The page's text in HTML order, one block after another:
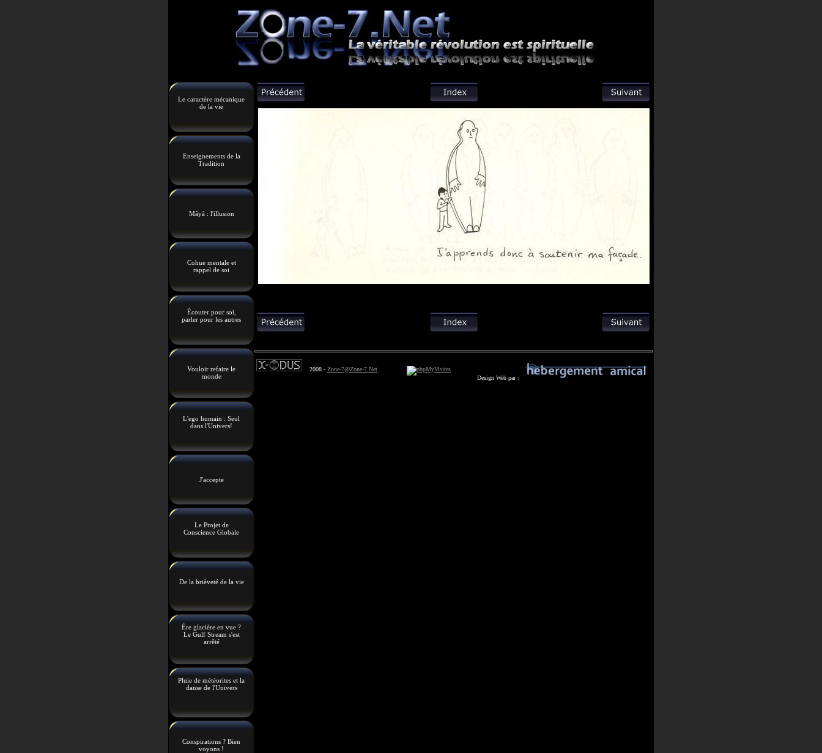
Le caractère mécanique
de la vie
Enseignements de la
Tradition
Mâyâ : l'illusion
Cohue mentale et
rappel de soi
Écouter pour soi,
parler pour les autres
Vouloir refaire le
monde
L'ego humain : Seul
dans l'Univers!
J'accepte
Le Projet de
Conscience Globale
De la brièveté de la vie
Ère glacière en vue ?
Le Gulf Stream s'est
arrêté
Pluie de météorites et la
danse de l'Univers
Conspirations ? Bien
voyons !
2008 - Zone-7@Zone-7.Net
Design Web par :